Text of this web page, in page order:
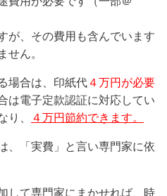
が、その費用も含んでいます
せん。
場合は、印紙代４万円が必要
は電子定款認証に対応してい
り、
４万円節約できます。
、「実費」と言い専門家に依
して専門家にまかせれば、時